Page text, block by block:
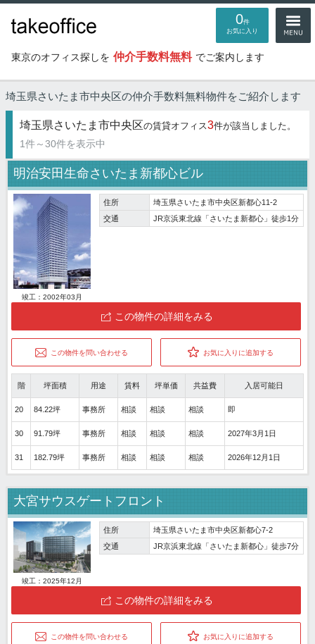
東京のオフィス探しを 仲介手数料無料 でご案内します
0件
お気に入り
埼玉県さいたま市中央区の仲介手数料無料物件をご紹介します
埼玉県さいたま市中央区の賃貸オフィス3件が該当しました。
1件～30件を表示中
明治安田生命さいたま新都心ビル
竣工：2002年03月
住所
埼玉県さいたま市中央区新都心11-2
交通
JR京浜東北線「さいたま新都心」徒歩1分
この物件の詳細をみる
この物件を問い合わせる お気に入りに追加する
階 坪面積 用途 賃料 坪単価 共益費 入居可能日
20 84.22坪 事務所 相談 相談 相談 即
30 91.79坪 事務所 相談 相談 相談 2027年3月1日
31 182.79坪 事務所 相談 相談 相談 2026年12月1日
大宮サウスゲートフロント
竣工：2025年12月
住所
埼玉県さいたま市中央区新都心7-2
交通
JR京浜東北線「さいたま新都心」徒歩7分
この物件の詳細をみる
この物件を問い合わせる お気に入りに追加する